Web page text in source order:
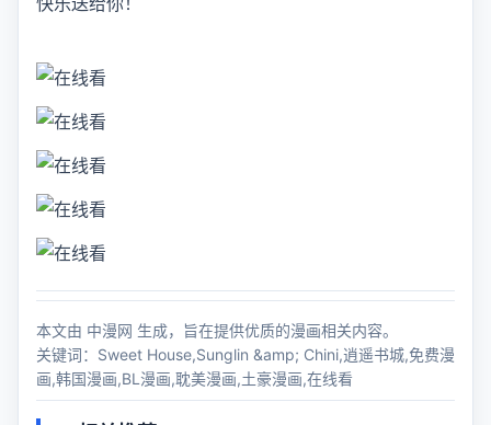
本文由 中漫网 生成，旨在提供优质的漫画相关内容。
关键词：Sweet House,Sunglin &amp; Chini,逍遥书城,免费漫
画,韩国漫画,BL漫画,耽美漫画,土豪漫画,在线看